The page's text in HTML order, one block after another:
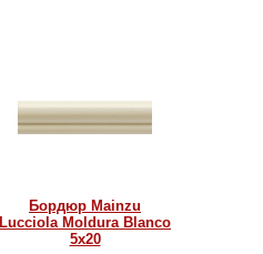
Бордюр Mainzu
Lucciola Moldura Blanco
5x20